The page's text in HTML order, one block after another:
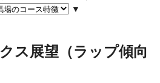
▼
ス展望（ラップ傾向